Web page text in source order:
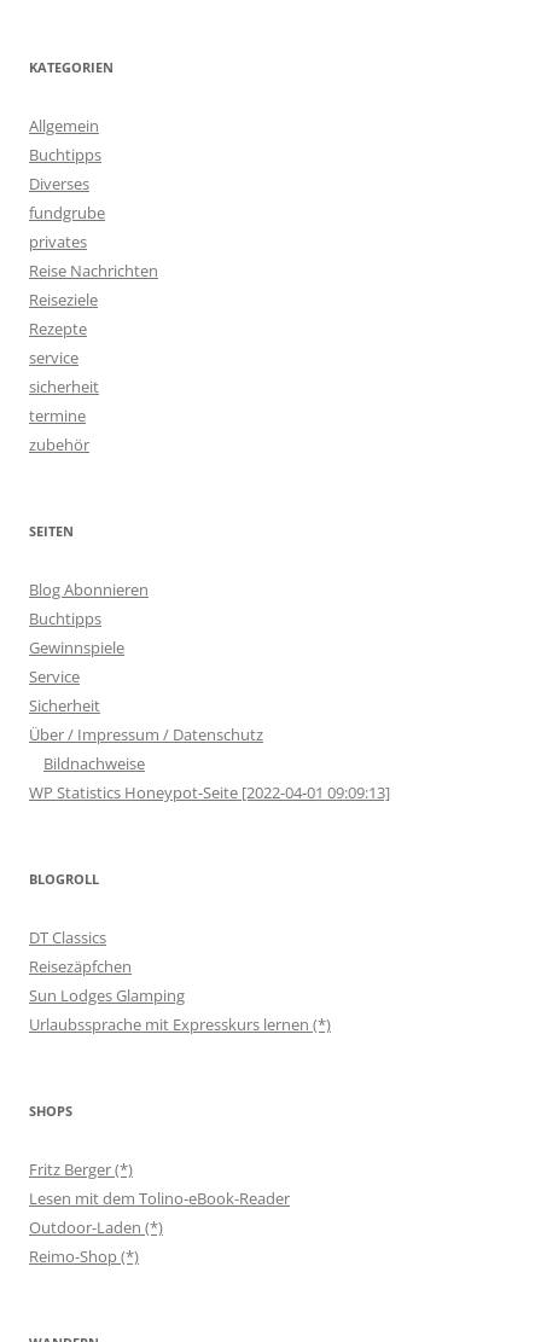
KATEGORIEN
Allgemein
Buchtipps
Diverses
fundgrube
privates
Reise Nachrichten
Reiseziele
Rezepte
service
sicherheit
termine
zubehör
SEITEN
Blog Abonnieren
Buchtipps
Gewinnspiele
Service
Sicherheit
Über / Impressum / Datenschutz
Bildnachweise
WP Statistics Honeypot-Seite [2022-04-01 09:09:13]
BLOGROLL
DT Classics
Reisezäpfchen
Sun Lodges Glamping
Urlaubssprache mit Expresskurs lernen (*)
SHOPS
Fritz Berger (*)
Lesen mit dem Tolino-eBook-Reader
Outdoor-Laden (*)
Reimo-Shop (*)